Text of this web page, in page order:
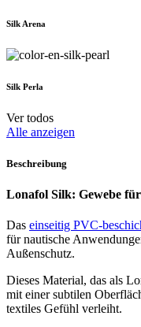
Silk Arena
Silk Perla
Ver todos
Alle anzeigen
Beschreibung
Lonafol Silk: Gewebe
Das einseitig PVC-
für nautische
Außenschutz.
Dieses Material, das als
mit einer subtilen
textiles Gefühl verleiht.